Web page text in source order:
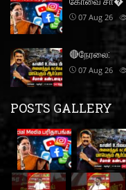
07 Aug 26
🔴நேரலை:
07 Aug 26
POSTS GALLERY